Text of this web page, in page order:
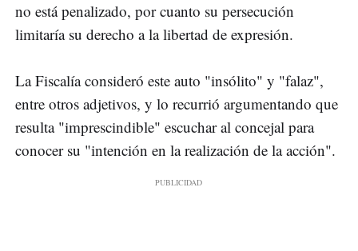
no está penalizado, por cuanto su persecución
limitaría su derecho a la libertad de expresión.
La Fiscalía consideró este auto "insólito" y "falaz",
entre otros adjetivos, y lo recurrió argumentando que
resulta "imprescindible" escuchar al concejal para
conocer su "intención en la realización de la acción".